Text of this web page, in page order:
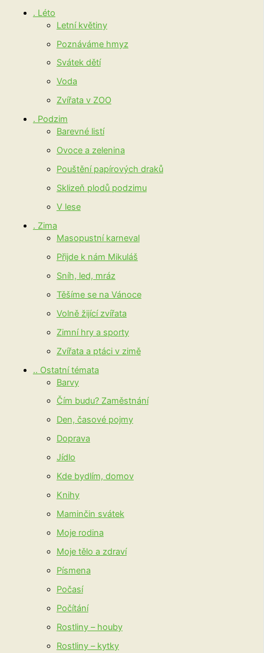
. Léto
Letní květiny
Poznáváme hmyz
Svátek dětí
Voda
Zvířata v ZOO
. Podzim
Barevné listí
Ovoce a zelenina
Pouštění papírových draků
Sklizeň plodů podzimu
V lese
. Zima
Masopustní karneval
Přijde k nám Mikuláš
Sníh, led, mráz
Těšíme se na Vánoce
Volně žijící zvířata
Zimní hry a sporty
Zvířata a ptáci v zimě
.. Ostatní témata
Barvy
Čím budu? Zaměstnání
Den, časové pojmy
Doprava
Jídlo
Kde bydlím, domov
Knihy
Maminčin svátek
Moje rodina
Moje tělo a zdraví
Písmena
Počasí
Počítání
Rostliny – houby
Rostliny – kytky